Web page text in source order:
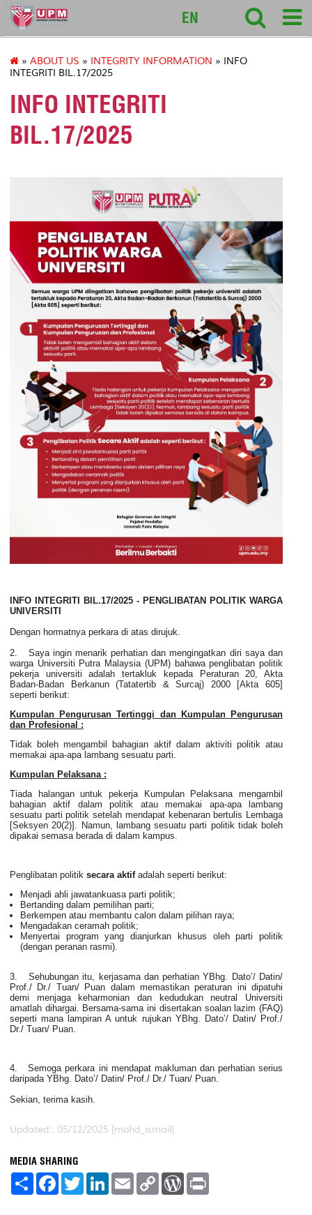
127
EN
» ABOUT US » INTEGRITY INFORMATION » INFO
INTEGRITI BIL.17/2025
INFO INTEGRITI
BIL.17/2025
INFO INTEGRITI
BIL.17/2025 - PENGLIBATAN POLITIK WARGA
UNIVERSITI
Dengan hormatnya perkara di atas dirujuk.
2. Saya ingin menarik perhatian dan mengingatkan diri saya dan
warga Universiti Putra Malaysia (UPM) bahawa penglibatan politik
pekerja universiti adalah tertakluk kepada Peraturan 20, Akta
Badan-Badan Berkanun (Tatatertib & Surcaj) 2000 [Akta 605]
seperti berikut:
Kumpulan Pengurusan Tertinggi dan Kumpulan Pengurusan
dan Profesional :
Tidak boleh mengambil bahagian aktif dalam aktiviti politik atau
memakai apa-apa lambang sesuatu parti.
Kumpulan Pelaksana :
Tiada halangan untuk pekerja Kumpulan Pelaksana mengambil
bahagian aktif dalam politik atau memakai apa-apa lambang
sesuatu parti politik setelah mendapat kebenaran bertulis Lembaga
[Seksyen 20(2)]. Namun, lambang sesuatu parti politik tidak boleh
dipakai semasa berada di dalam kampus.
Penglibatan politik secara aktifadalah seperti berikut:
Menjadi ahli jawatankuasa parti politik;
Bertanding dalam pemilihan parti;
Berkempen atau membantu calon dalam pilihan raya;
Mengadakan ceramah politik;
Menyertai program yang dianjurkan khusus oleh parti politik
(dengan peranan rasmi).
3. Sehubungan itu, kerjasama dan perhatian YBhg. Dato’/ Datin/
Prof./ Dr./ Tuan/ Puan dalam memastikan peraturan ini dipatuhi
demi menjaga keharmonian dan kedudukan neutral Universiti
amatlah dihargai. Bersama-sama ini disertakan soalan lazim (FAQ)
seperti mana lampiran A untuk rujukan YBhg. Dato’/ Datin/ Prof./
Dr./ Tuan/ Puan.
4. Semoga perkara ini mendapat makluman dan perhatian serius
daripada YBhg. Dato’/ Datin/ Prof./ Dr./ Tuan/ Puan.
Sekian, terima kasih.
Updated:: 05/12/2025 [mohd_ismail]
MEDIA SHARING
S
F
a
T
w
L
E
m
C
W